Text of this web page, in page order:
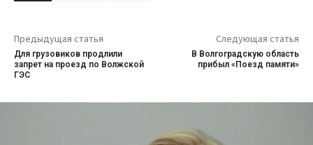
Предыдущая статья
Для грузовиков продлили
запрет на проезд по Волжской
ГЭС
Следующая статья
В Волгоградскую область
прибыл «Поезд памяти»